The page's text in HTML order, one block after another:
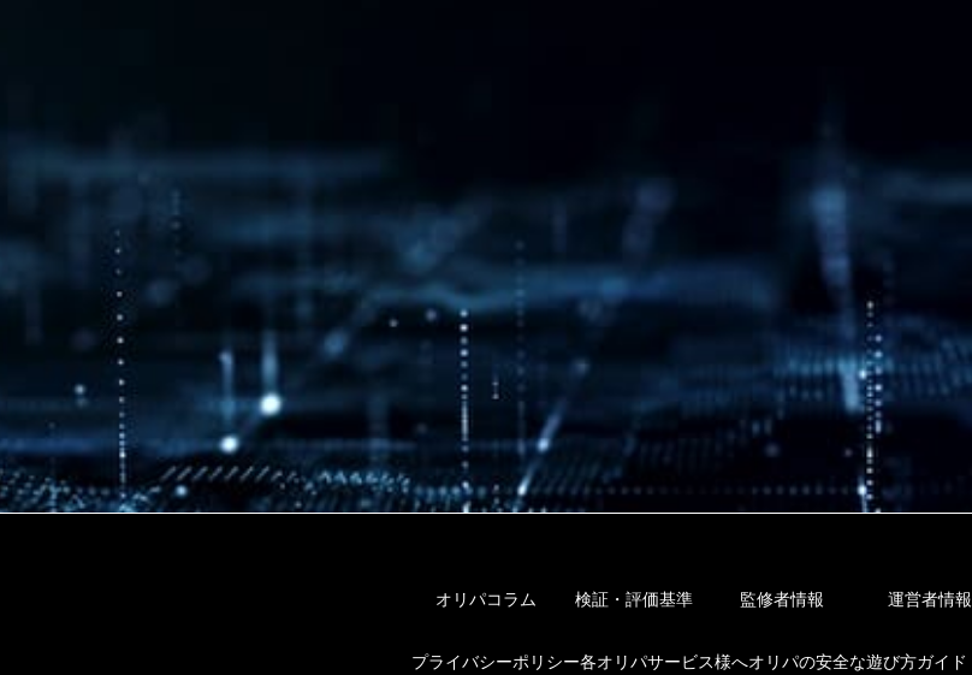
オリパコラム 検証・評価基準 監修者情報 運営者情報
プライバシーポリシー各オリパサービス様へオリパの安全な遊び方ガイド